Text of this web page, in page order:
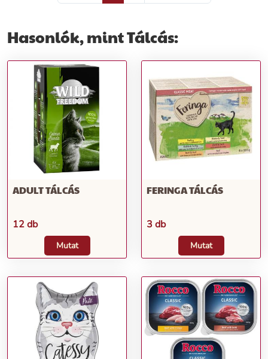
Hasonlók, mint Tálcás:
ADULT TÁLCÁS
12 db
Mutat
FERINGA TÁLCÁS
3 db
Mutat